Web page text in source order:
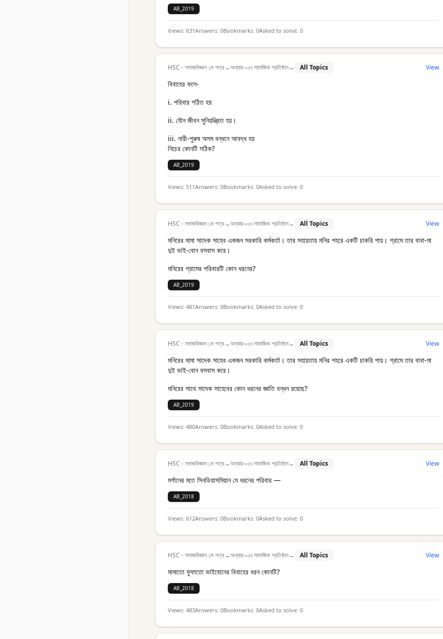
AB_2019
Views: 631Answers: 0Bookmarks: 0Asked to solve: 0
HSC - সমাজবিজ্ঞান ১ম পত্র→অধ্যায়-০৫ঃ সামাজিক প্রতিষ্ঠান→ All Topics View
বিবাহের ফলে-
i. পরিবার গঠিত হয়
ii. যৌন জীবন সুনিয়ন্ত্রিত হয়।
iii. নারী-পুরুষ অসম বন্ধনে আবদ্ধ হয়
নিচের কোনটি সঠিক?
AB_2019
Views: 511Answers: 0Bookmarks: 0Asked to solve: 0
HSC - সমাজবিজ্ঞান ১ম পত্র→অধ্যায়-০৫ঃ সামাজিক প্রতিষ্ঠান→ All Topics View
মনিরের মামা সাদেক সাহেব একজন সরকারি কর্মকর্তা। তার সহায়তায় মনির শহরে একটি চাকরি পায়। গ্রামে তার বাবা-মা
দুই ভাই-বোন বসবাস করে।
মনিরের গ্রামের পরিবারটি কোন ধরনের?
AB_2019
Views: 481Answers: 0Bookmarks: 0Asked to solve: 0
HSC - সমাজবিজ্ঞান ১ম পত্র→অধ্যায়-০৫ঃ সামাজিক প্রতিষ্ঠান→ All Topics View
মনিরের মামা সাদেক সাহেব একজন সরকারি কর্মকর্তা। তার সহায়তায় মনির শহরে একটি চাকরি পায়। গ্রামে তার বাবা-মা
দুই ভাই-বোন বসবাস করে।
মনিরের সাথে সাদেক সাহেবের কোন ধরনের জ্ঞাতি বন্ধন রয়েছে?
AB_2019
Views: 480Answers: 0Bookmarks: 0Asked to solve: 0
HSC - সমাজবিজ্ঞান ১ম পত্র→অধ্যায়-০৫ঃ সামাজিক প্রতিষ্ঠান→ All Topics View
মর্গানের মতে সিনডিয়াসমিয়ান যে ধরনের পরিবার —
AB_2018
Views: 612Answers: 0Bookmarks: 0Asked to solve: 0
HSC - সমাজবিজ্ঞান ১ম পত্র→অধ্যায়-০৫ঃ সামাজিক প্রতিষ্ঠান→ All Topics View
মামাতো ফুফাতো ভাইবোনের বিবাহের ধরন কোনটি?
AB_2018
Views: 483Answers: 0Bookmarks: 0Asked to solve: 0